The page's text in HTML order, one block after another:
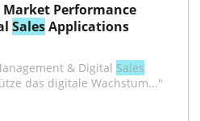
Performance
Sales Applications
& Digital Sales
das digitale Wachstum..."